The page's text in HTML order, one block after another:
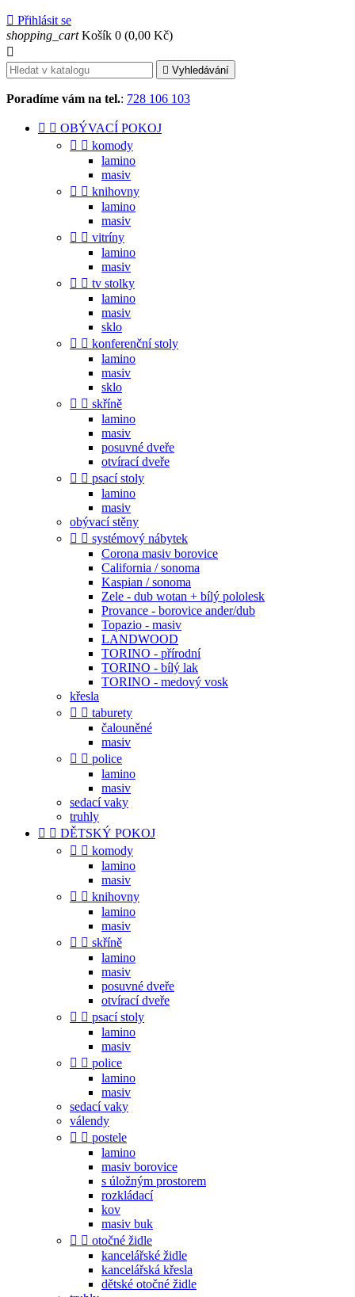
 Přihlásit se
shopping_cart Košík 0 (0,00 Kč)

 Vyhledávání
Poradíme vám na tel.: 728 106 103
  OBÝVACÍ POKOJ
  komody
lamino
masiv
  knihovny
lamino
masiv
  vitríny
lamino
masiv
  tv stolky
lamino
masiv
sklo
  konferenční stoly
lamino
masiv
sklo
  skříně
lamino
masiv
posuvné dveře
otvírací dveře
  psací stoly
lamino
masiv
obývací stěny
  systémový nábytek
Corona masiv borovice
California / sonoma
Kaspian / sonoma
Zele - dub wotan + bílý pololesk
Provance - borovice ander/dub
Topazio - masiv
LANDWOOD
TORINO - přírodní
TORINO - bílý lak
TORINO - medový vosk
křesla
  taburety
čalouněné
masiv
  police
lamino
masiv
sedací vaky
truhly
  DĚTSKÝ POKOJ
  komody
lamino
masiv
  knihovny
lamino
masiv
  skříně
lamino
masiv
posuvné dveře
otvírací dveře
  psací stoly
lamino
masiv
  police
lamino
masiv
sedací vaky
válendy
  postele
lamino
masiv borovice
s úložným prostorem
rozkládací
kov
masiv buk
  otočné židle
kancelářské židle
kancelářská křesla
dětské otočné židle